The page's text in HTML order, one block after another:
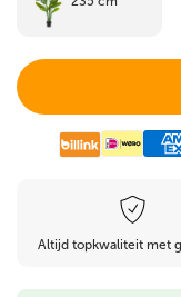
Altijd topkwaliteit met